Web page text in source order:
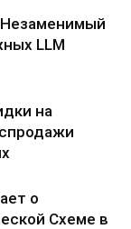
LLM
на
о
Схеме в